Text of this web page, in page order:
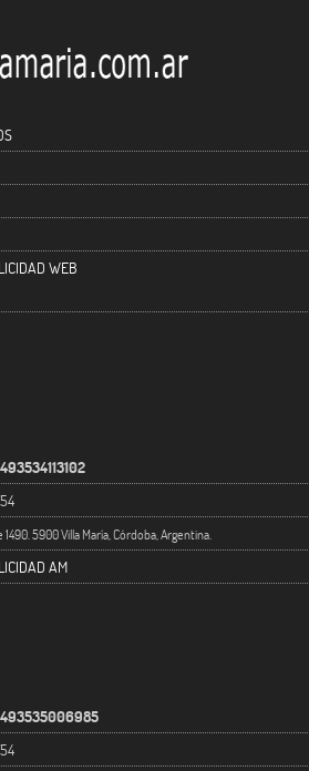
WEB
1490. 5900 Villa María, Córdoba, Argentina.
AM